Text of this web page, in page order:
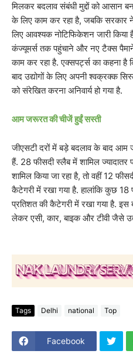
मिलकर बदलाव संबंधी मुद्दों को आसान
के लिए काम कर रहा है, जबकि सरकार
लिए आवश्यक नोटिफिकेशन जारी किया
कंज्यूमर्स तक पहुंचाने और नए टैक्स
काम कर रहा है. एक्सपर्ट्स का कहना
बाद उद्योगों के लिए अपनी श्वक्रक्क
को संरेखित करना अनिवार्य हो गया है.
आम जरूरत की चीजें हुईं सस्ती
जीएसटी दरों में बड़े बदलाव के बाद आम
हैं. 28 फीसदी स्लैब में शामिल
शामिल किया जा रहा है, तो वहीं 12
कैटेगरी में रखा गया है. हालांकि कुछ
प्रतिशत की कैटेगरी में रखा गया है.
लेकर एसी, कार, बाइक और टीवी जैसे
Tags Delhi national Top
Facebook